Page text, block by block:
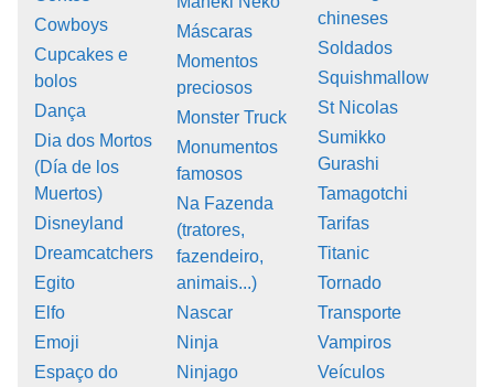
Cowboys
Cupcakes e
bolos
Dança
Dia dos Mortos
(Día de los
Muertos)
Disneyland
Dreamcatchers
Egito
Elfo
Emoji
Espaço do
Máscaras
Momentos
preciosos
Monster Truck
Monumentos
famosos
Na Fazenda
(tratores,
fazendeiro,
animais...)
Nascar
Ninja
Ninjago
chineses
Soldados
Squishmallow
St Nicolas
Sumikko
Gurashi
Tamagotchi
Tarifas
Titanic
Tornado
Transporte
Vampiros
Veículos